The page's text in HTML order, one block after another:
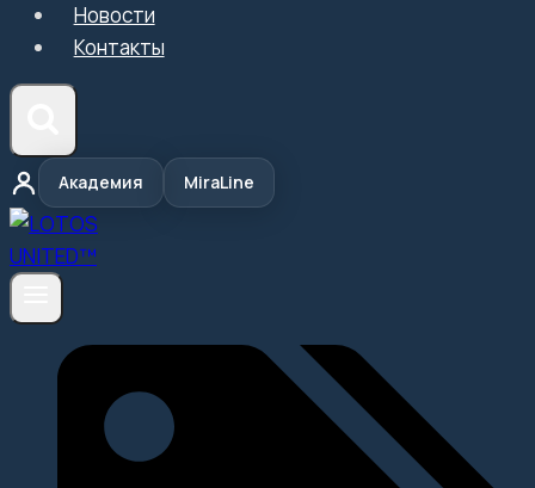
Новости
Контакты
Академия MiraLine